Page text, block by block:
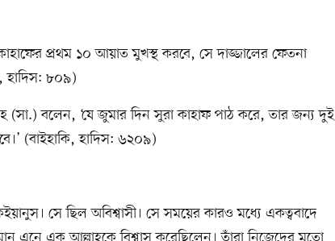
প্রথম ১০ আয়াত মুখস্থ করবে, সে দাজ্জালের ফেতনা
হাদিস: ৮০৯)
(সা.) বলেন, ‘যে জুমার দিন সুরা কাহাফ পাঠ করে, তার জন্য দুই
(বাইহাকি, হাদিস: ৬২০৯)
সে ছিল অবিশ্বাসী। সে সময়ের কারও মধ্যে একত্ববাদে